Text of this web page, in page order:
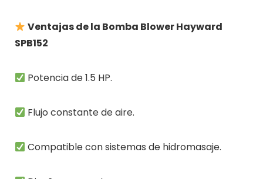
Ventajas de la Bomba Blower Hayward
SPB152
Potencia de 1.5 HP.
Flujo constante de aire.
Compatible con sistemas de hidromasaje.